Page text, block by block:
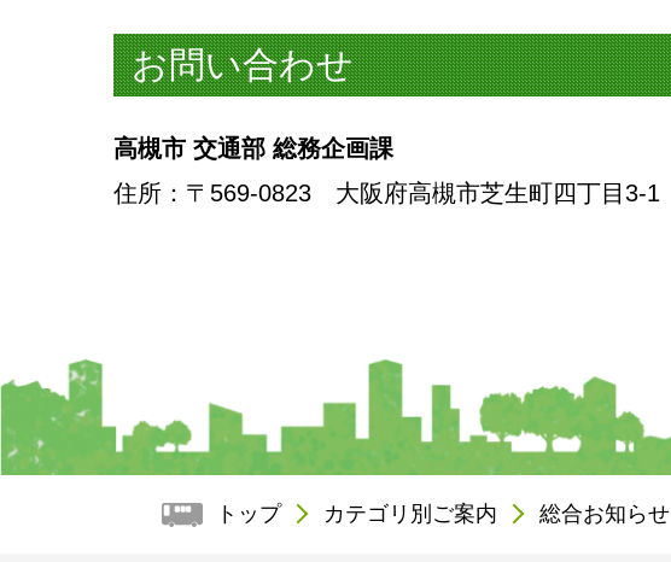
お問い合わせ
高槻市 交通部 総務企画課
住所 ：〒569-0823 大阪府高槻市芝生町四丁目3-1
トップ カテゴリ別ご案内 総合お知らせ